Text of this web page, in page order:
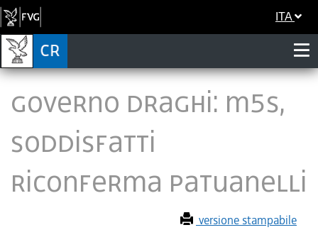
ITA
Governo Draghi: M5S,
soddisfatti
riconferma Patuanelli
versione stampabile